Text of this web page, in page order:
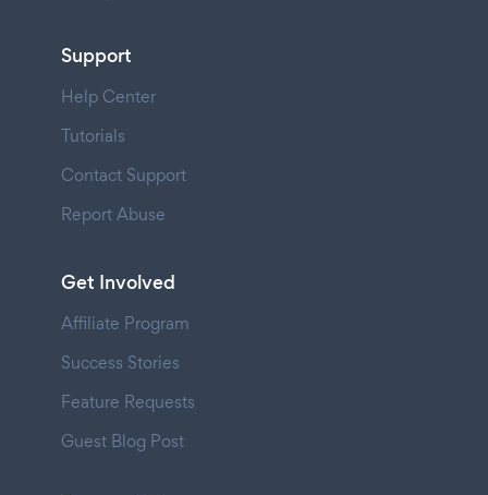
Support
Help Center
Tutorials
Contact Support
Report Abuse
Get Involved
Affiliate Program
Success Stories
Feature Requests
Guest Blog Post